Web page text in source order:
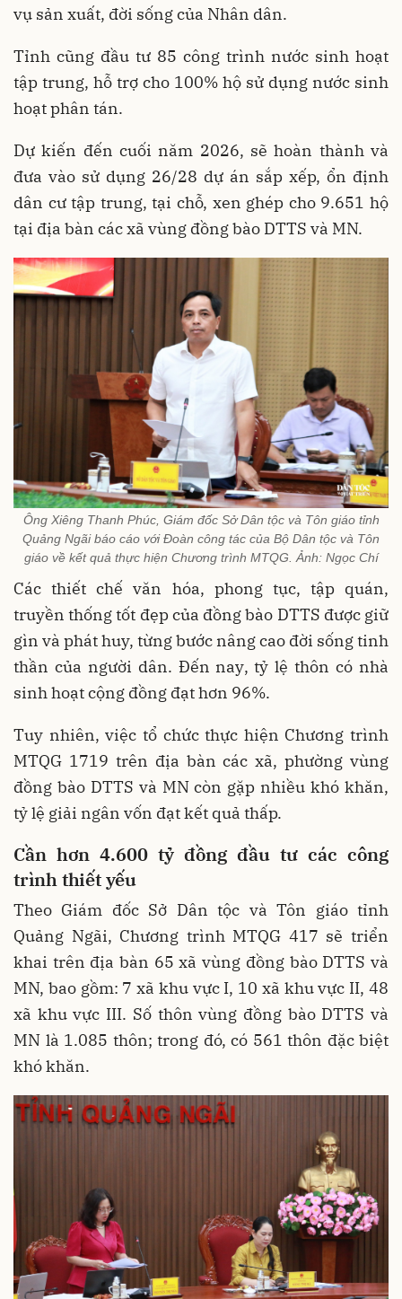
vụ sản xuất, đời sống của Nhân dân.
Tỉnh cũng đầu tư 85 công trình nước sinh hoạt
tập trung, hỗ trợ cho 100% hộ sử dụng nước sinh
hoạt phân tán.
Dự kiến đến cuối năm 2026, sẽ hoàn thành và
đưa vào sử dụng 26/28 dự án sắp xếp, ổn định
dân cư tập trung, tại chỗ, xen ghép cho 9.651 hộ
tại địa bàn các xã vùng đồng bào DTTS và MN.
Ông Xiêng Thanh Phúc, Giám đốc Sở Dân tộc và Tôn giáo tỉnh
Quảng Ngãi báo cáo với Đoàn công tác của Bộ Dân tộc và Tôn
giáo về kết quả thực hiện Chương trình MTQG. Ảnh: Ngọc Chí
Các thiết chế văn hóa, phong tục, tập quán,
truyền thống tốt đẹp của đồng bào DTTS được giữ
gìn và phát huy, từng bước nâng cao đời sống tinh
thần của người dân. Đến nay, tỷ lệ thôn có nhà
sinh hoạt cộng đồng đạt hơn 96%.
Tuy nhiên, việc tổ chức thực hiện Chương trình
MTQG 1719 trên địa bàn các xã, phường vùng
đồng bào DTTS và MN còn gặp nhiều khó khăn,
tỷ lệ giải ngân vốn đạt kết quả thấp.
Cần hơn 4.600 tỷ đồngđầu tư các công
trình thiết yếu
Theo Giám đốc Sở Dân tộc và Tôn giáo tỉnh
Quảng Ngãi, Chương trình MTQG 417 sẽ triển
khai trên địa bàn 65 xã vùng đồng bào DTTS và
MN, bao gồm: 7 xã khu vực I, 10 xã khu vực II, 48
xã khu vực III. Số thôn vùng đồng bào DTTS và
MN là 1.085 thôn; trong đó, có 561 thôn đặc biệt
khó khăn.